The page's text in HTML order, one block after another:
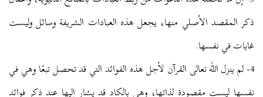
ذكر المقصد الأصلي منها، يجعل هذه العبادات الشريفة وسائل وليست
غايات في نفسها.
4- لم ينزل الله تعالى القرآن لأجل هذه الفوائد التي قد تحصل تبعًا وهي في
نفسها ليست مقصودة لذاتها، وهي بالكاد قد يشار إليها عند ذكر فوائد